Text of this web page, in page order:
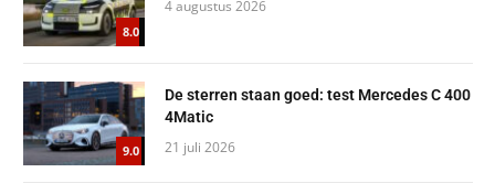
8.0
4 augustus 2026
9.0
De sterren staan goed: test Mercedes C 400
4Matic
21 juli 2026